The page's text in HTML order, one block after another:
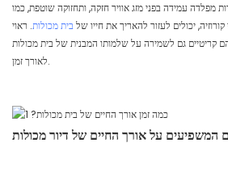
מפלדה עמידה בפני מזג אוויר חזקה, ותחזוקה שוטפת, כמו
יכולים לעזור להאריך את חייו שלבית מכולות. ראוי
הם קריטיים גם לשמירה על שלמותו המבנית של בית מכולות
לאורך זמן.
המשפיעים על אורך החיים של דיור מכולות